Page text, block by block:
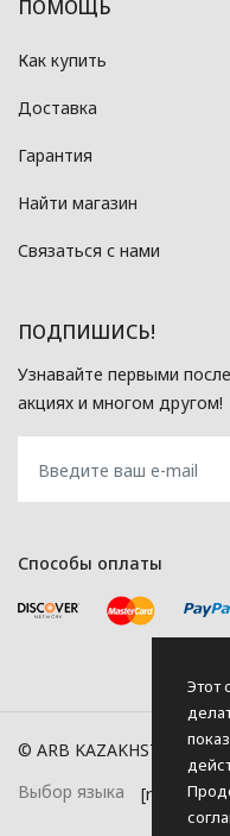
ПОМОЩЬ
Как купить
Доставка
Гарантия
Найти магазин
Связаться с нами
ПОДПИШИСЬ!
Узнавайте первыми
акциях и многом другом!
Способы оплаты
© ARB KAZAKHSTAN, 2026
Выбор языка
Этот